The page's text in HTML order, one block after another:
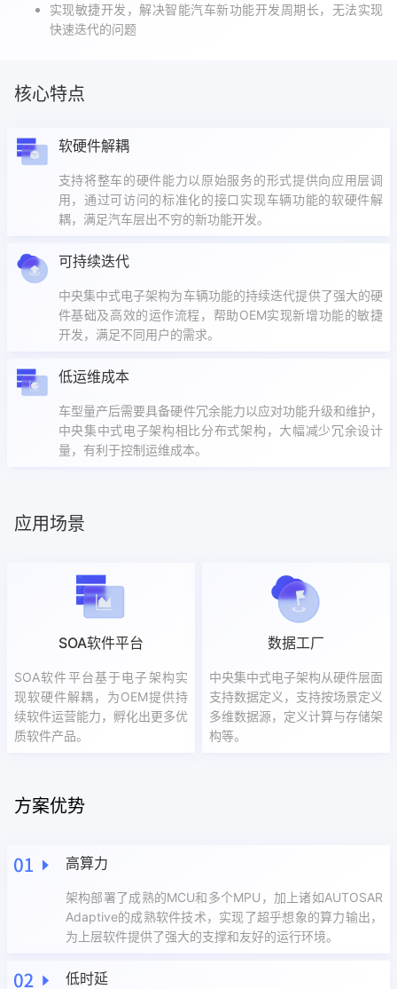
实现敏捷开发，解决智能汽车新功能开发周期长，无法实现
快速迭代的问题
核心特点
软硬件解耦
支持将整车的硬件能力以原始服务的形式提供向应用层调
用，通过可访问的标准化的接口实现车辆功能的软硬件解
耦，满足汽车层出不穷的新功能开发。
可持续迭代
中央集中式电子架构为车辆功能的持续迭代提供了强大的硬
件基础及高效的运作流程，帮助OEM实现新增功能的敏捷
开发，满足不同用户的需求。
低运维成本
车型量产后需要具备硬件冗余能力以应对功能升级和维护，
中央集中式电子架构相比分布式架构，大幅减少冗余设计
量，有利于控制运维成本。
应用场景
SOA软件平台
SOA软件平台基于电子架构实
现软硬件解耦，为OEM提供持
续软件运营能力，孵化出更多优
质软件产品。
数据工厂
中央集中式电子架构从硬件层面
支持数据定义，支持按场景定义
多维数据源，定义计算与存储架
构等。
方案优势
高算力
架构部署了成熟的MCU和多个MPU，加上诸如AUTOSAR
Adaptive的成熟软件技术，实现了超乎想象的算力输出，
为上层软件提供了强大的支撑和友好的运行环境。
低时延